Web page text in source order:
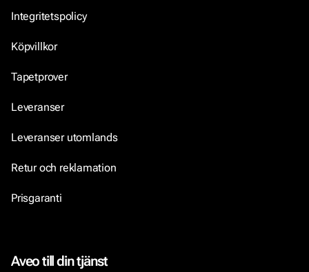
Integritetspolicy
Köpvillkor
Tapetprover
Leveranser
Leveranser utomlands
Retur och reklamation
Prisgaranti
Aveo till din tjänst